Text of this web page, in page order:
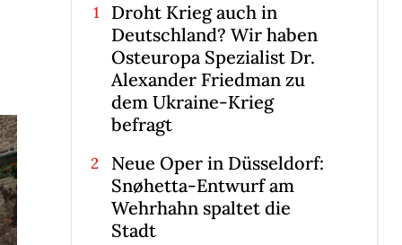
Droht Krieg auch in
Deutschland? Wir haben
Osteuropa Spezialist Dr.
Alexander Friedman zu
dem Ukraine-Krieg
befragt
Neue Oper in Düsseldorf:
Snøhetta-Entwurf am
Wehrhahn spaltet die
Stadt